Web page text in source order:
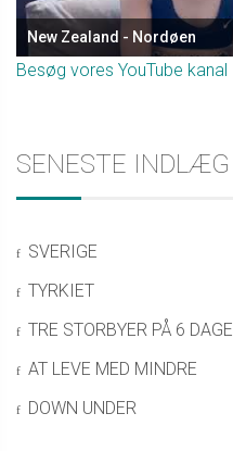
New Zealand - Nordøen
Besøg vores YouTube kanal
SENESTE INDLÆG
SVERIGE
TYRKIET
TRE STORBYER PÅ 6 DAGE
AT LEVE MED MINDRE
DOWN UNDER